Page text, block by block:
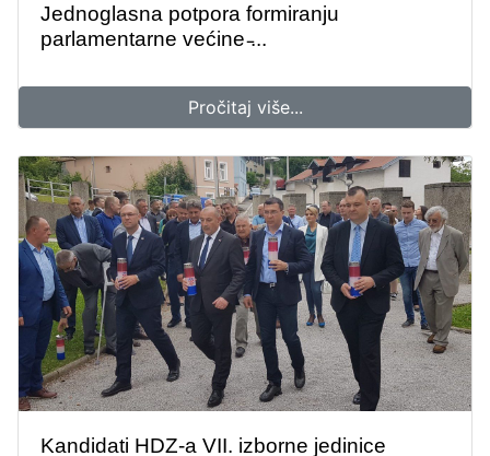
Jednoglasna potpora formiranju
parlamentarne većine ̵...
Pročitaj više...
Kandidati HDZ-a VII. izborne jedinice